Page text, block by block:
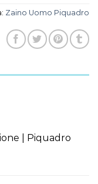
Zaino Uomo Piquadro
| Piquadro